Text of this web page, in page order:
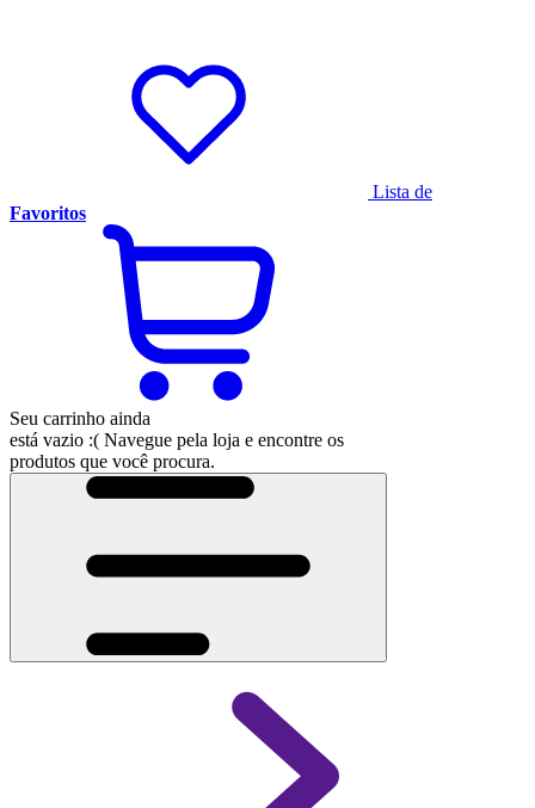
Lista de
Favoritos
Seu carrinho ainda
está vazio :( Navegue pela loja e encontre os
produtos que você procura.